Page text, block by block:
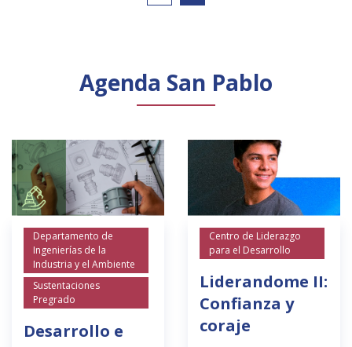
Agenda San Pablo
Departamento de
Ingenierías de la
Industria y el Ambiente
Sustentaciones
Pregrado
Desarrollo e
Centro de Liderazgo
para el Desarrollo
Liderandome II:
Confianza y
coraje